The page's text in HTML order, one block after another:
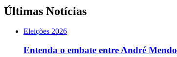
Últimas Notícias
Eleições 2026
Entenda o embate entre André